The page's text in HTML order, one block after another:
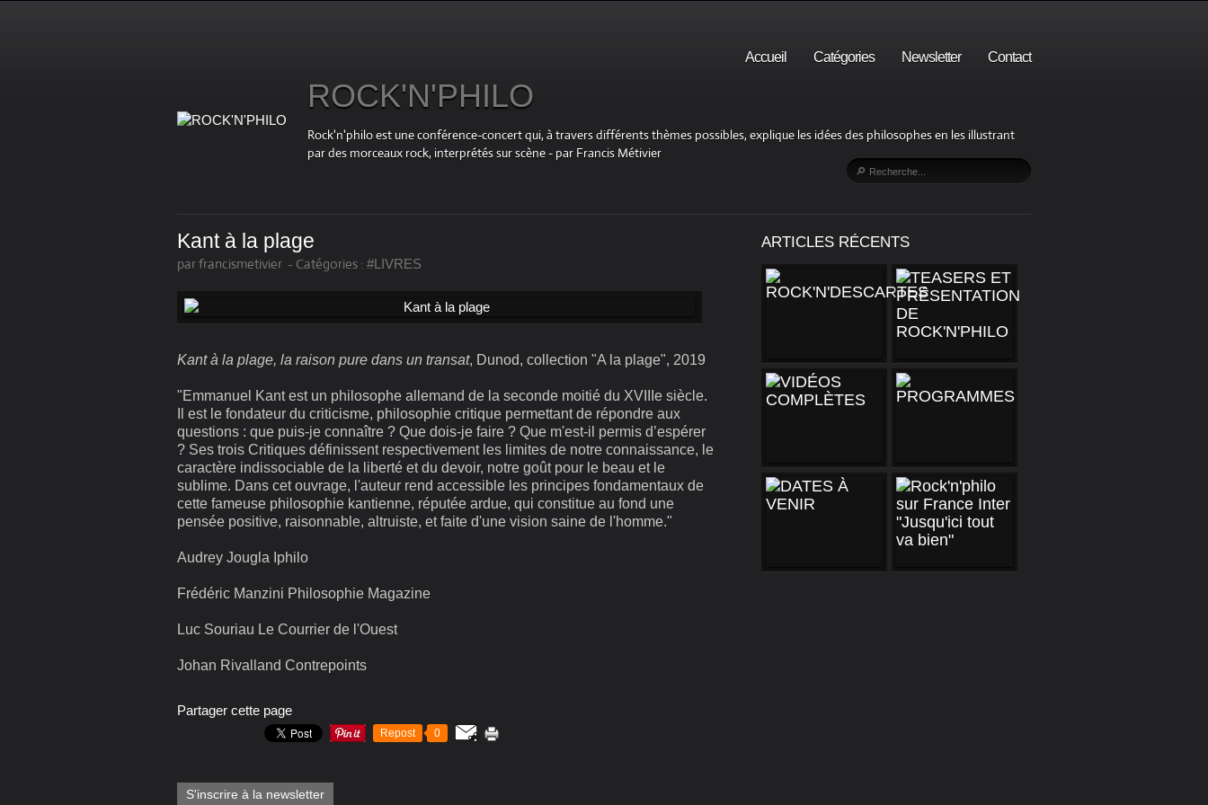
Accueil Catégories Newsletter Contact
ROCK'N'PHILO
Rock'n'philo est une conférence-concert qui, à travers différents thèmes possibles, explique les idées des philosophes en les illustrant
par des morceaux rock, interprétés sur scène - par Francis Métivier
Kant à la plage
par francismetivier - Catégories : #LIVRES
Kant à la plage, la raison pure dans un transat, Dunod, collection "A la plage", 2019
"Emmanuel Kant est un philosophe allemand de la seconde moitié du XVIIIe siècle.
Il est le fondateur du criticisme, philosophie critique permettant de répondre aux
questions : que puis-je connaître ? Que dois-je faire ? Que m'est-il permis d’espérer
? Ses trois Critiques définissent respectivement les limites de notre connaissance, le
caractère indissociable de la liberté et du devoir, notre goût pour le beau et le
sublime. Dans cet ouvrage, l'auteur rend accessible les principes fondamentaux de
cette fameuse philosophie kantienne, réputée ardue, qui constitue au fond une
pensée positive, raisonnable, altruiste, et faite d'une vision saine de l'homme."
Audrey Jougla Iphilo
Frédéric Manzini Philosophie Magazine
Luc Souriau Le Courrier de l'Ouest
Johan Rivalland Contrepoints
Partager cette page
Repost 0
S'inscrire à la newsletter
ARTICLES RÉCENTS